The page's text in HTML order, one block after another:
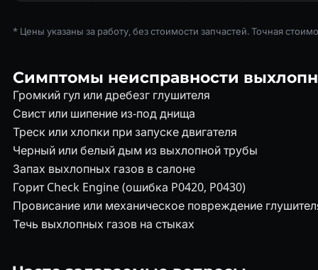
* Цены указаны за работу, без стоимости запчастей. Точная
Симптомы неисправности
Громкий гул или дребезг глушителя
Свист или шипение из-под днища
Треск или хлопки при запуске двигателя
Черный или белый дым из выхлопной трубы
Запах выхлопных газов в салоне
Горит Check Engine (ошибка P0420, P0430)
Провисание или механическое повреждение
Течь выхлопных газов на стыках